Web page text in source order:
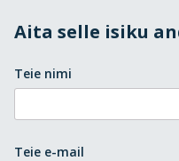
Aita selle isiku
Teie nimi
Teie e-mail